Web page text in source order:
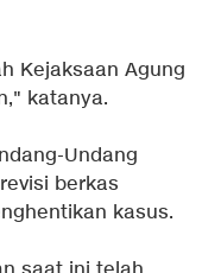
Kejaksaan Agung
katanya.
Undang
berkas
kasus.